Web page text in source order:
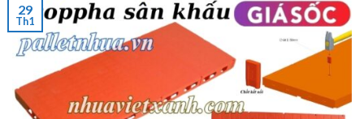
29
Th1